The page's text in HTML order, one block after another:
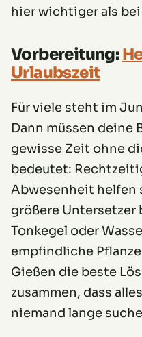
hier wichtiger als
Vorbereitung:
Urlaubszeit
Für viele steht im
Dann müssen deine
gewisse Zeit ohne
bedeutet:
Abwesenheit helfen
größere Untersetzer
Tonkegel oder
empfindliche
Gießen die beste
zusammen, dass
niemand lange